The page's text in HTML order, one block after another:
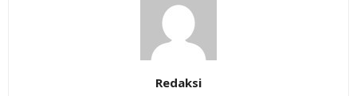
Redaksi